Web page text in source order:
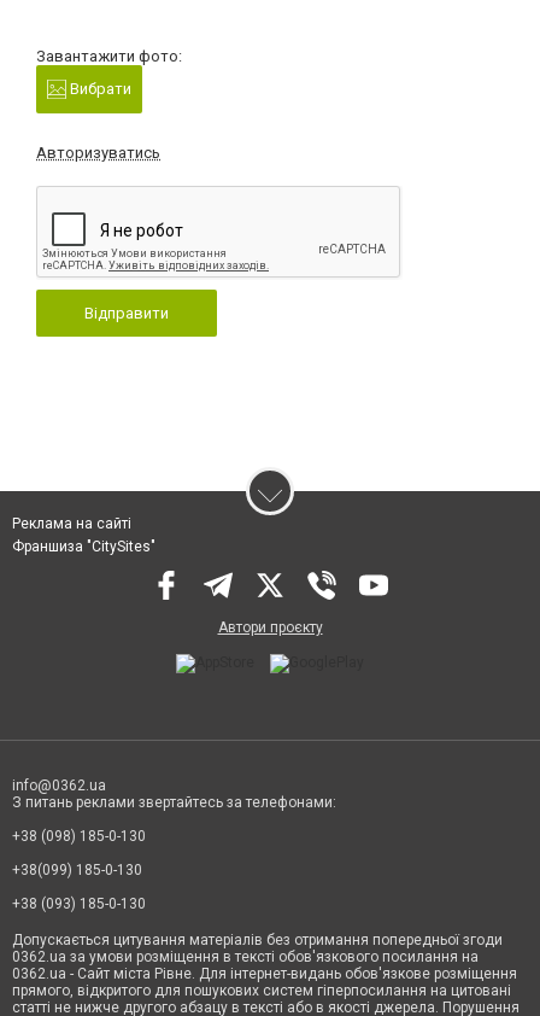
Завантажити фото:
Вибрати
Авторизуватись
Відправити
Реклама на сайті
Франшиза "CitySites"
Автори проєкту
info@0362.ua
З питань реклами звертайтесь за телефонами:
+38 (098) 185-0-130
+38(099) 185-0-130
+38 (093) 185-0-130
Допускається цитування матеріалів без отримання попередньої згоди
0362.ua за умови розміщення в тексті обов'язкового посилання на
0362.ua - Сайт міста Рівне. Для інтернет-видань обов'язкове розміщення
прямого, відкритого для пошукових систем гіперпосилання на цитовані
статті не нижче другого абзацу в тексті або в якості джерела. Порушення